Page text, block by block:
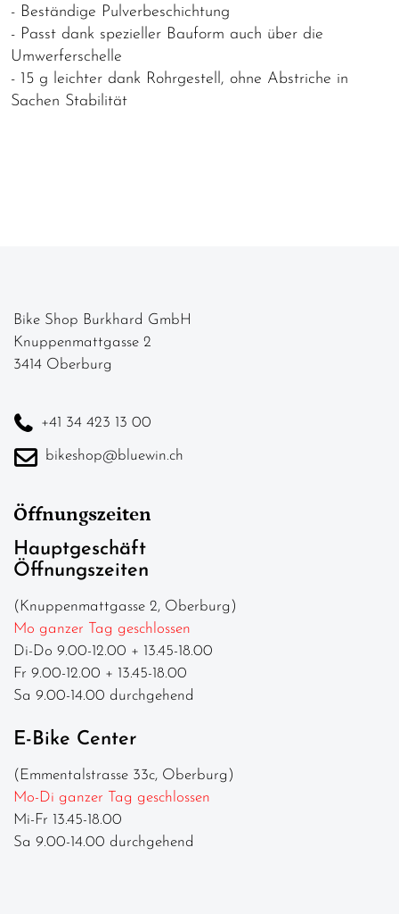
- Beständige Pulverbeschichtung
- Passt dank spezieller Bauform auch über die
Umwerferschelle
- 15 g leichter dank Rohrgestell, ohne Abstriche in
Sachen Stabilität
Bike Shop Burkhard GmbH
Knuppenmattgasse 2
3414 Oberburg
+41 34 423 13 00
bikeshop@bluewin.ch
Öffnungszeiten
Hauptgeschäft
Öffnungszeiten
(Knuppenmattgasse 2, Oberburg)
Mo ganzer Tag geschlossen
Di-Do 9.00-12.00 + 13.45-18.00
Fr 9.00-12.00 + 13.45-18.00
Sa 9.00-14.00 durchgehend
E-Bike Center
(Emmentalstrasse 33c, Oberburg)
Mo-Di ganzer Tag geschlossen
Mi-Fr 13.45-18.00
Sa 9.00-14.00 durchgehend